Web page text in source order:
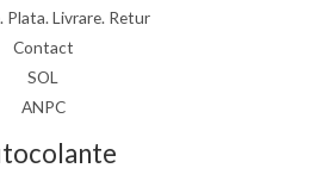
Plata. Livrare. Retur
Contact
SOL
ANPC